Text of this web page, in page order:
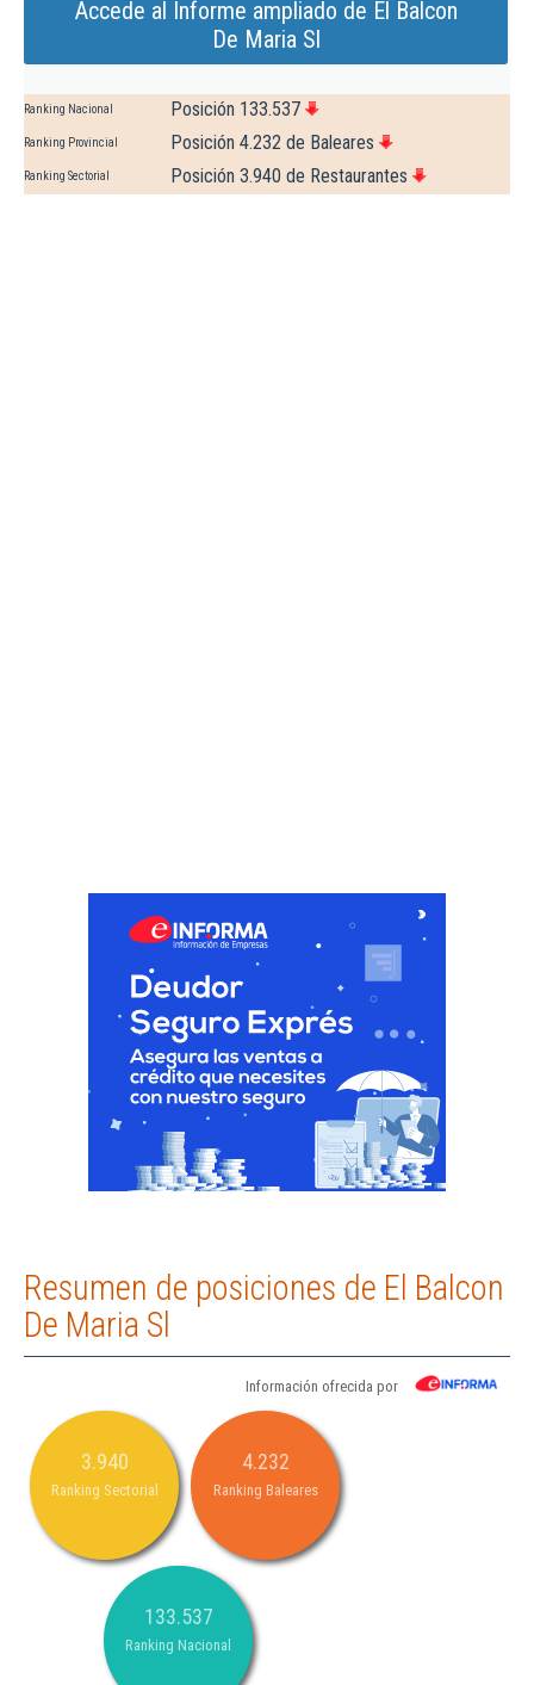
Accede al Informe ampliado de El Balcon
De Maria Sl
Ranking Nacional Posición 133.537
Ranking Provincial Posición 4.232 de Baleares
Ranking Sectorial Posición 3.940 de Restaurantes
Resumen de posiciones de El Balcon
De Maria Sl
Información ofrecida por
3.940
Ranking Sectorial
4.232
Ranking Baleares
133.537
Ranking Nacional